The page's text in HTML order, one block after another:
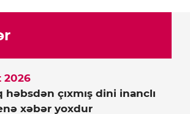
həbsdən çıxmış dini inanclı
xəbər yoxdur
2026